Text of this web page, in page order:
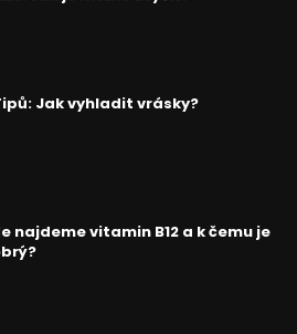
Jak vyhladit vrásky?
najdeme vitamin B12 a k čemu je